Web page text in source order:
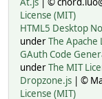
License (MIT)
HTML5 Desktop
underThe Apache
GAuth Code
underThe MIT
Dropzone.js | ©
License (MIT)